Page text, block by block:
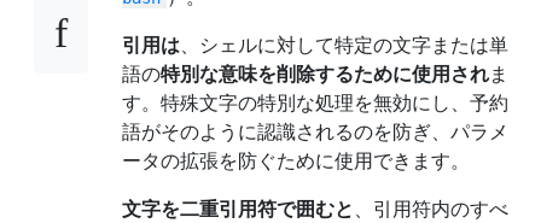
引用は 、シェルに対して特定の文字または単
語の特別な意味を削除するために使用されま
す。特殊文字の特別な処理を無効にし、予約
語がそのように認識されるのを防ぎ、パラメ
ータの拡張を防ぐために使用できます。
文字を二重引用符で囲むと 、引用符内のすべ